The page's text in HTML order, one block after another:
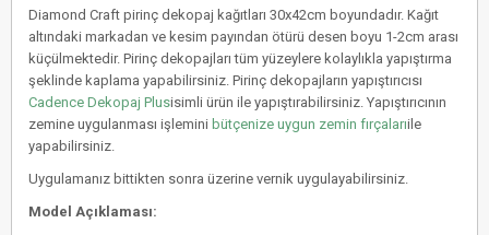
Diamond Craft pirinç dekopaj kağıtları 30x42cm boyundadır. Kağıt
altındaki markadan ve kesim payından ötürü desen boyu 1-2cm arası
küçülmektedir. Pirinç dekopajları tüm yüzeylere kolaylıkla yapıştırma
şeklinde kaplama yapabilirsiniz. Pirinç dekopajların yapıştırıcısı
Cadence Dekopaj Plusisimli ürün ile yapıştırabilirsiniz. Yapıştırıcının
zemine uygulanması işlemini bütçenize uygun zemin fırçalarıile
yapabilirsiniz.
Uygulamanız bittikten sonra üzerine vernik uygulayabilirsiniz.
Model Açıklaması: